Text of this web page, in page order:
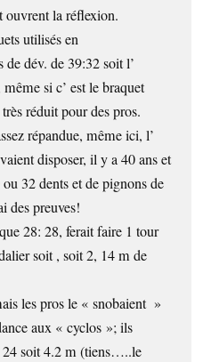
ouvrent la réflexion.
utilisés en
dév. de 39:32 soit l’
si c’ est le braquet
réduit pour des pros.
répandue, même ici, l’
disposer, il y a 40 ans et
32 dents et de pignons de
preuves!
28: 28, ferait faire 1 tour
soit , soit 2, 14 m de
les pros le « snobaient »
aux « cyclos »; ils
soit 4.2 m (tiens…..le